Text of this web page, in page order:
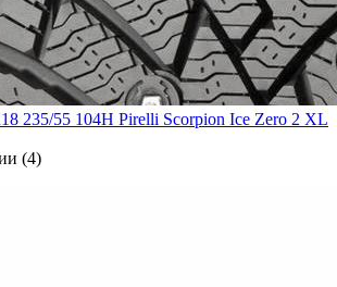
235/55 104H Pirelli Scorpion Ice Zero 2 XL
(4)